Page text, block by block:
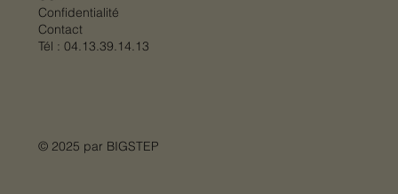
Confidentialité
Contact
Tél : 04.13.39.14.13
© 2025 par BIGSTEP